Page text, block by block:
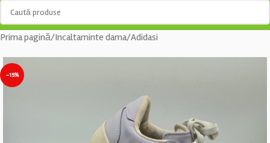
Prima pagină/Incaltaminte dama/Adidasi
-15%